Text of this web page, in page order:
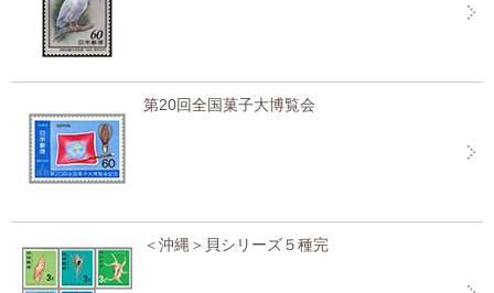
第20回全国菓子大博覧会
＜沖縄＞貝シリーズ５種完